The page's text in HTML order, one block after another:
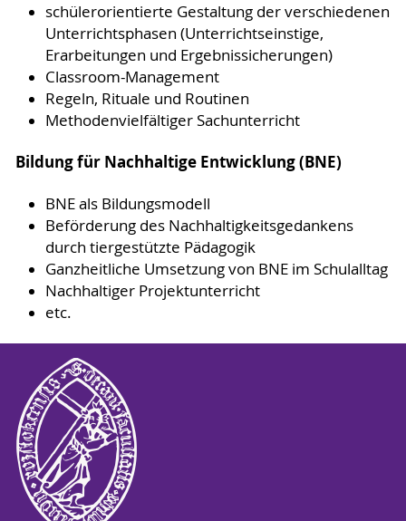
schülerorientierte Gestaltung der verschiedenen
Unterrichtsphasen (Unterrichtseinstige,
Erarbeitungen und Ergebnissicherungen)
Classroom-Management
Regeln, Rituale und Routinen
Methodenvielfältiger Sachunterricht
Bildung für Nachhaltige Entwicklung (BNE)
BNE als Bildungsmodell
Beförderung des Nachhaltigkeitsgedankens
durch tiergestützte Pädagogik
Ganzheitliche Umsetzung von BNE im Schulalltag
Nachhaltiger Projektunterricht
etc.